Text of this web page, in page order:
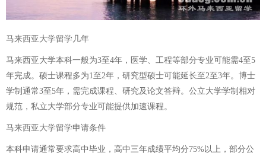
马来西亚大学留学几年
马来西亚大学本科一般为3至4年，医学、工程等部分专业可能需4至5
年完成。硕士课程多为1至2年，研究型硕士可能延长至2至3年。博士
学制通常3至5年，需完成课程、研究及论文答辩。公立大学学制相对
规范，私立大学部分专业可能提供加速课程。
马来西亚大学留学申请条件
本科申请通常要求高中毕业，高中三年成绩平均分75%以上，部分公